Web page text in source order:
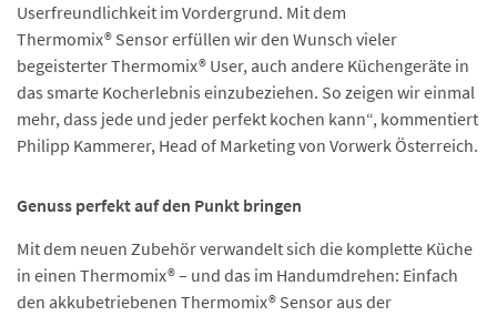
Userfreundlichkeit im Vordergrund. Mit dem
Thermomix® Sensor erfüllen wir den Wunsch vieler
begeisterter Thermomix® User, auch andere Küchengeräte in
das smarte Kocherlebnis einzubeziehen. So zeigen wir einmal
mehr, dass jede und jeder perfekt kochen kann“, kommentiert
Philipp Kammerer, Head of Marketing von Vorwerk Österreich.
Genuss perfekt auf den Punkt bringen
Mit dem neuen Zubehör verwandelt sich die komplette Küche
in einen Thermomix® – und das im Handumdrehen: Einfach
den akkubetriebenen Thermomix® Sensor aus der